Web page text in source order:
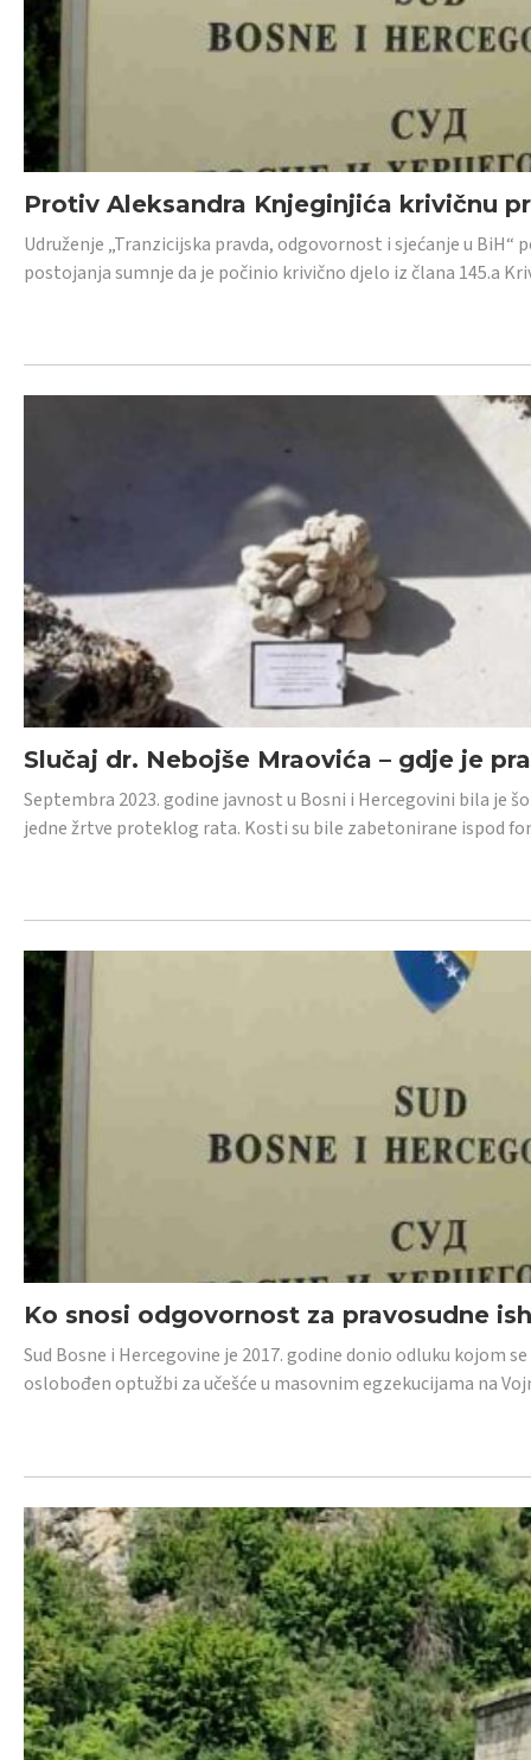
Protiv Aleksandra Knjeginjića krivičnu
Udruženje „Tranzicijska pravda, odgovornost i sjećanje u
postojanja sumnje da je počinio krivično djelo iz člana 145.a
Slučaj dr. Nebojše Mraovića – gdje je
Septembra 2023. godine javnost u Bosni i Hercegovini bila je
jedne žrtve proteklog rata. Kosti su bile zabetonirane ispod
Ko snosi odgovornost za pravosudne
Sud Bosne i Hercegovine je 2017. godine donio odluku kojom
oslobođen optužbi za učešće u masovnim egzekucijama na